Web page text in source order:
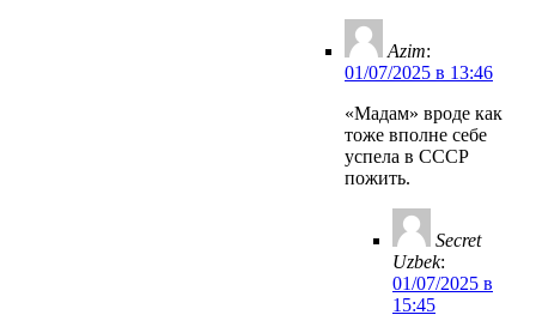
Azim:
01/07/2025 в 13:46
«Мадам» вроде как
тоже вполне себе
успела в СССР
пожить.
Secret
Uzbek:
01/07/2025 в
15:45